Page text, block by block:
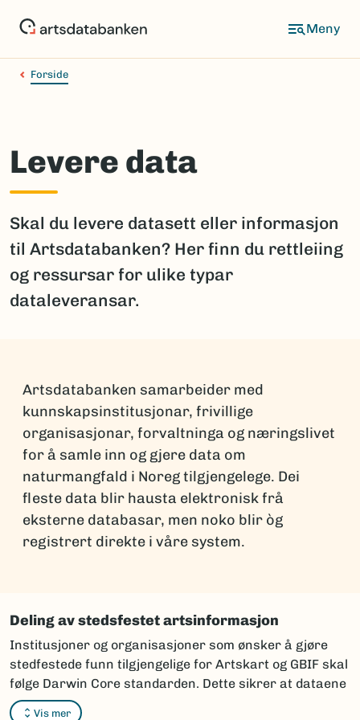
Forside
Levere data
Skal du levere datasett eller informasjon
til Artsdatabanken? Her finn du rettleiing
og ressursar for ulike typar
dataleveransar.
Artsdatabanken samarbeider med
kunnskapsinstitusjonar, frivillige
organisasjonar, forvaltninga og næringslivet
for å samle inn og gjere data om
naturmangfald i Noreg tilgjengelege. Dei
fleste data blir hausta elektronisk frå
eksterne databasar, men noko blir òg
registrert direkte i våre system.
Deling av stedsfestet artsinformasjon
Vis mer
Institusjoner og organisasjoner som ønsker å gjøre
stedfestede funn tilgjengelige for Artskart og GBIF skal
følge Darwin Core standarden. Dette sikrer at dataene
kan integreres og vises korrekt i karttjenestene.